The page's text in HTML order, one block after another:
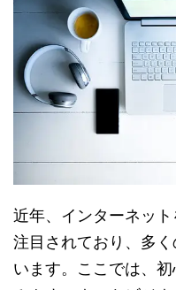
近年、インターネッ
注目されており、多
います。ここでは、